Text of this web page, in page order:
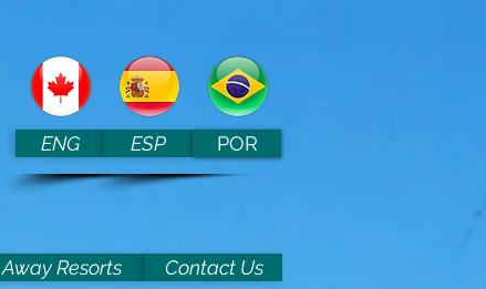
ENG ESP POR
Resorts Contact Us